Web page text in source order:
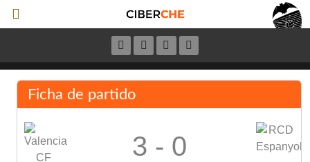
Ficha de partido
3 - 0